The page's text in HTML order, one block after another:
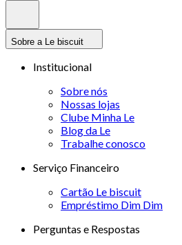
Sobre a Le biscuit
Institucional
Sobre nós
Nossas lojas
Clube Minha Le
Blog da Le
Trabalhe conosco
Serviço Financeiro
Cartão Le biscuit
Empréstimo Dim Dim
Perguntas e Respostas